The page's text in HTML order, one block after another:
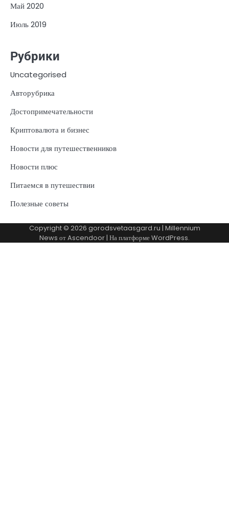
Май 2020
Июль 2019
Рубрики
Uncategorised
Авторубрика
Достопримечательности
Криптовалюта и бизнес
Новости для путешественников
Новости плюс
Питаемся в путешествии
Полезные советы
Copyright © 2026 gorodsvetaasgard.ru | Millennium
News отAscendoor| На платформеWordPress.